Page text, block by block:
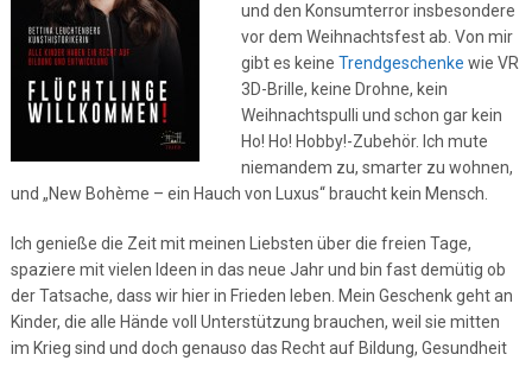
und den Konsumterror insbesondere
vor dem Weihnachtsfest ab. Von mir
gibt es keine Trendgeschenke wie VR
3D-Brille, keine Drohne, kein
Weihnachtspulli und schon gar kein
Ho! Ho! Hobby!-Zubehör. Ich mute
niemandem zu, smarter zu wohnen,
und „New Bohème – ein Hauch von Luxus“ braucht kein Mensch.
Ich genieße die Zeit mit meinen Liebsten über die freien Tage,
spaziere mit vielen Ideen in das neue Jahr und bin fast demütig ob
der Tatsache, dass wir hier in Frieden leben. Mein Geschenk geht an
Kinder, die alle Hände voll Unterstützung brauchen, weil sie mitten
im Krieg sind und doch genauso das Recht auf Bildung, Gesundheit